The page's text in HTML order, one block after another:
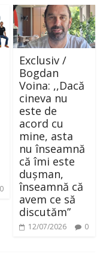
0
Exclusiv /
Bogdan
Voina: ,,Dacă
cineva nu
este de
acord cu
mine, asta
nu înseamnă
că îmi este
dușman,
înseamnă că
avem ce să
discutăm”
12/07/2026 0